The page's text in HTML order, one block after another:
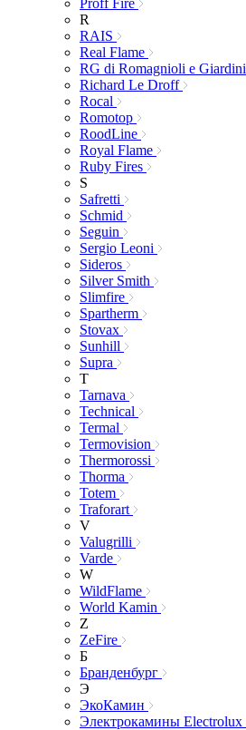
R
RAIS
Real Flame
RG di Romagnioli e Giardini
Richard Le Droff
Rocal
Romotop
RoodLine
Royal Flame
Ruby Fires
S
Safretti
Schmid
Seguin
Sergio Leoni
Sideros
Silver Smith
Slimfire
Spartherm
Stovax
Sunhill
Supra
T
Tarnava
Technical
Termal
Termovision
Thermorossi
Thorma
Totem
Traforart
V
Valugrilli
Varde
W
WildFlame
World Kamin
Z
ZeFire
Б
Бранденбург
Э
ЭкоКамин
Электрокамины Electrolux